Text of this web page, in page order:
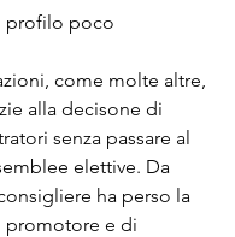
profilo poco
come molte altre,
alla decisone di
senza passare al
elettive. Da
ha perso la
promotore e di